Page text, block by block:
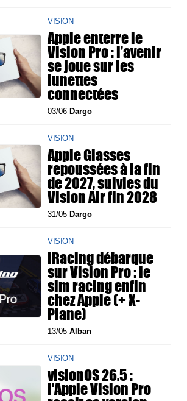
VISION
Apple enterre le
Vision Pro : l’avenir
se joue sur les
lunettes
connectées
03/06 Dargo
VISION
Apple Glasses
repoussées à la fin
de 2027, suivies du
Vision Air fin 2028
31/05 Dargo
VISION
iRacing débarque
sur Vision Pro : le
sim racing enfin
chez Apple (+ X-
Plane)
13/05Alban
VISION
visionOS 26.5 :
l'Apple Vision Pro